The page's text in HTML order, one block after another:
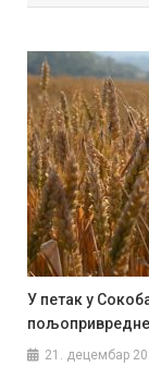
У петак у
21. децембар